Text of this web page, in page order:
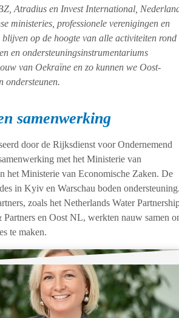
Atradius en Invest International,
ministeries, professionele verenigingen en
op de hoogte van alle activiteiten rond
en ondersteuningsinstrumentariums
van Oekraïne en zo kunnen we Oost-
ondersteunen.
samenwerking
door de Rijksdienst voor Ondernemend
met het Ministerie van
het Ministerie van Economische Zaken. De
in Kyiv en Warschau boden
zoals het Netherlands Water
en Oost NL, werkten nauw samen
te maken.